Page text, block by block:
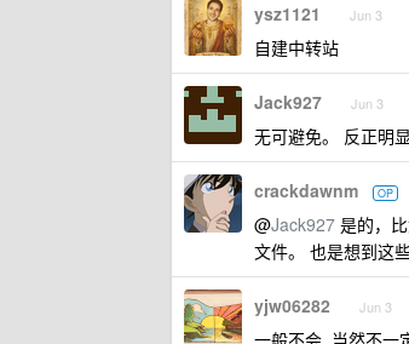
ysz1121 Jun 3
自建中转站
Jack927 Jun 3
无可避免。 反正明
crackdawnm OP
@Jack927 是的，
文件。 也是想到这
yjw06282 Jun 3
一般不会, 当然不一